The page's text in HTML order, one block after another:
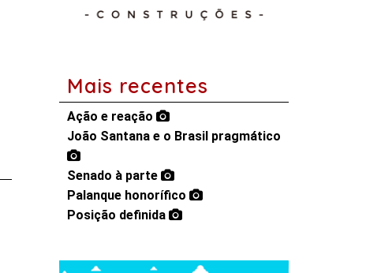
Mais recentes
Ação e reação
João Santana e o Brasil pragmático
Senado à parte
Palanque honorífico
Posição definida